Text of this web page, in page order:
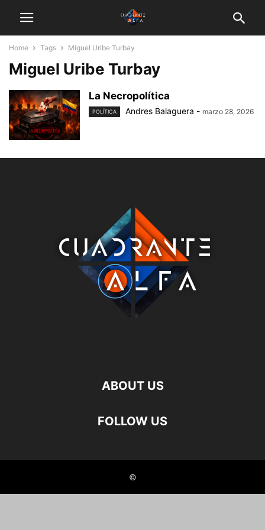
Home Tags Miguel Uribe Turbay
Miguel Uribe Turbay
La Necropolítica
POLÍTICA Andres Balaguera - marzo 28, 2026
ABOUT US
FOLLOW US
©